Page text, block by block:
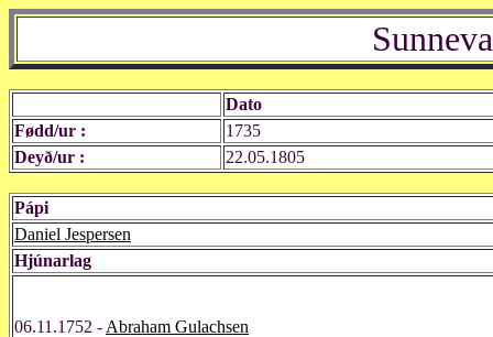
Dato
Fødd/ur :
1735
Deyð/ur :
22.05.1805
Pápi
Daniel Jespersen
Hjúnarlag
06.11.1752 - Abraham Gulachsen